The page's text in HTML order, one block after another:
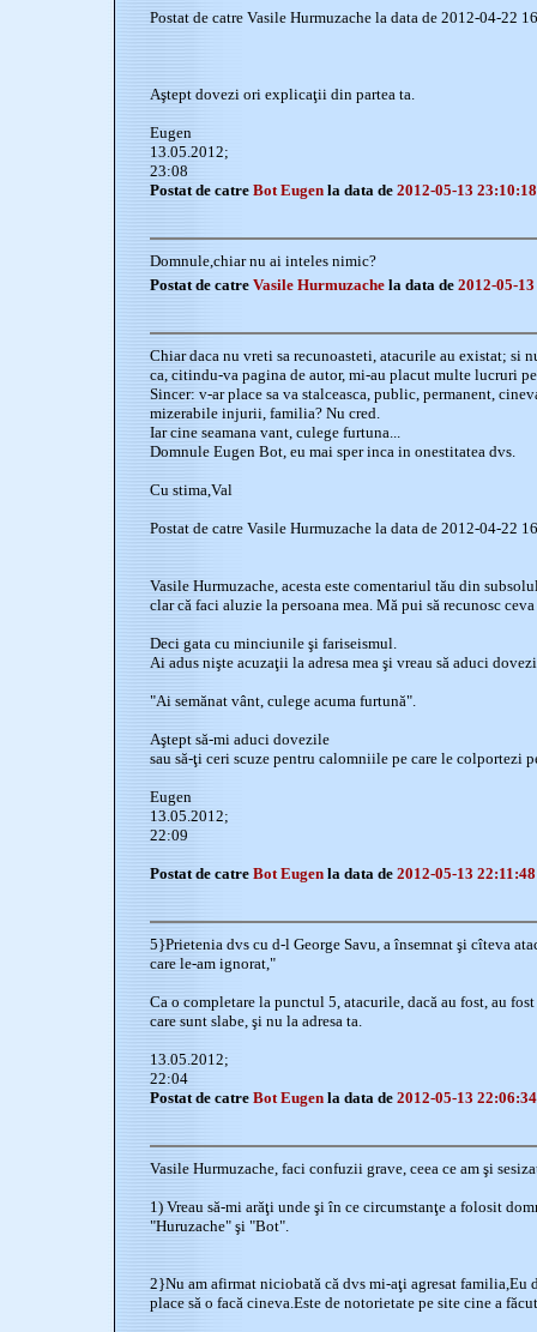
Postat de catre Vasile Hurmuzache la data de 2012-04-22
Aştept dovezi ori explicaţii din partea ta.
Eugen
13.05.2012;
23:08
Postat de catre Bot Eugen la data de 2012-05-13 23:10:18
Domnule,chiar nu ai inteles nimic?
Postat de catre Vasile Hurmuzache la data de 2012-05-
Chiar daca nu vreti sa recunoasteti, atacurile au existat; si
ca, citindu-va pagina de autor, mi-au placut multe lucruri
Sincer: v-ar place sa va stalceasca, public, permanent,
mizerabile injurii, familia? Nu cred.
Iar cine seamana vant, culege furtuna...
Domnule Eugen Bot, eu mai sper inca in onestitatea dvs.
Cu stima,Val
Postat de catre Vasile Hurmuzache la data de 2012-04-22
Vasile Hurmuzache, acesta este comentariul tău din
clar că faci aluzie la persoana mea. Mă pui să recunosc ceva
Deci gata cu minciunile şi fariseismul.
Ai adus nişte acuzaţii la adresa mea şi vreau să aduci
"Ai semănat vânt, culege acuma furtună".
Aştept să-mi aduci dovezile
sau să-ţi ceri scuze pentru calomniile pe care le colportezi
Eugen
13.05.2012;
22:09
Postat de catre Bot Eugen la data de 2012-05-13 22:11:48
5}Prietenia dvs cu d-l George Savu, a însemnat şi cîteva
care le-am ignorat,"
Ca o completare la punctul 5, atacurile, dacă au fost, au
care sunt slabe, şi nu la adresa ta.
13.05.2012;
22:04
Postat de catre Bot Eugen la data de 2012-05-13 22:06:34
Vasile Hurmuzache, faci confuzii grave, ceea ce am şi
1) Vreau să-mi arăţi unde şi în ce circumstanţe a folosit
"Huruzache" şi "Bot".
2}Nu am afirmat niciobată că dvs mi-aţi agresat familia,Eu
place să o facă cineva.Este de notorietate pe site cine a